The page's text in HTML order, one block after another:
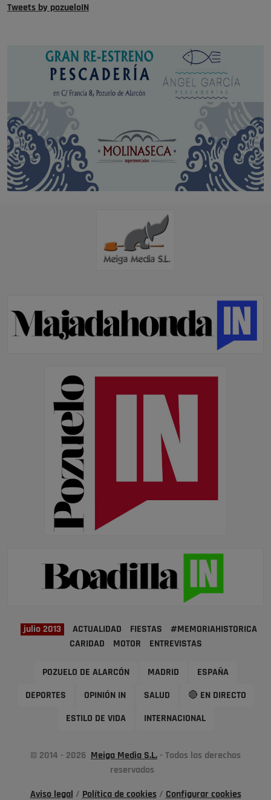
Tweets by pozueloIN
julio 2013 ACTUALIDAD FIESTAS
#MEMORIAHISTORICA
CARIDAD
MOTOR ENTREVISTAS
POZUELO DE ALARCÓN MADRID ESPAÑA
DEPORTES OPINIÓN IN SALUD 🔴 EN DIRECTO
ESTILO DE VIDA INTERNACIONAL
© 2014 - 2026 Meiga Media S.L. - Todos los derechos
reservados
Aviso legal / Política de cookies/ Configurar cookies